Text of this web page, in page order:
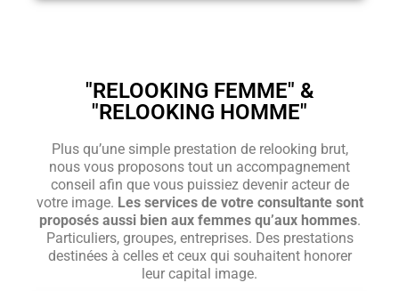
"RELOOKING FEMME" &
"RELOOKING HOMME"
Plus qu’une simple prestation de relooking brut,
nous vous proposons tout un accompagnement
conseil afin que vous puissiez devenir acteur de
votre image. Les services de votre consultante sont
proposés aussi bien aux femmes qu’aux hommes.
Particuliers, groupes, entreprises. Des prestations
destinées à celles et ceux qui souhaitent honorer
leur capital image.